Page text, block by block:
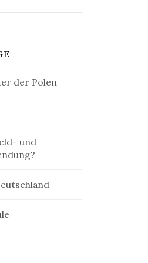
der Polen
und